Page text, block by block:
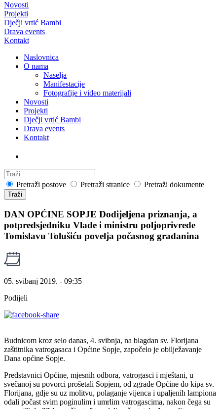
Novosti
Projekti
Dječji vrtić Bambi
Drava events
Kontakt
Naslovnica
O nama
Naselja
Manifestacije
Fotografije i video materijali
Novosti
Projekti
Dječji vrtić Bambi
Drava events
Kontakt
Pretraži postove Pretraži stranice Pretraži dokumente
Traži
DAN OPĆINE SOPJE Dodijeljena priznanja, a
potpredsjedniku Vlade i ministru poljoprivrede
Tomislavu Tolušiću povelja počasnog građanina
05. svibanj 2019. - 09:35
Podijeli
Budnicom kroz selo danas, 4. svibnja, na blagdan sv. Florijana
zaštitnika vatrogasaca i Općine Sopje, započelo je obilježavanje
Dana općine Sopje.
Predstavnici Općine, mjesnih odbora, vatrogasci i mještani, u
svečanoj su povorci prošetali Sopjem, od zgrade Općine do kipa sv.
Florijana, gdje su uz molitvu, polaganje vijenca i upaljenih lampiona
odali počast svim poginulim i umrlim vatrogascima, nakon čega su